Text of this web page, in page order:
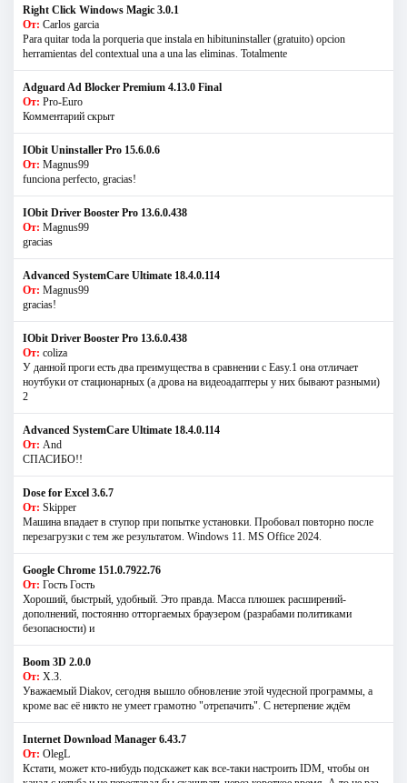
Right Click Windows Magic 3.0.1
От: Carlos garcia
Para quitar toda la porqueria que instala en hibituninstaller (gratuito) opcion
herramientas del contextual una a una las eliminas. Totalmente
Adguard Ad Blocker Premium 4.13.0 Final
От: Pro-Euro
Комментарий скрыт
IObit Uninstaller Pro 15.6.0.6
От: Magnus99
funciona perfecto, gracias!
IObit Driver Booster Pro 13.6.0.438
От: Magnus99
gracias
Advanced SystemCare Ultimate 18.4.0.114
От: Magnus99
gracias!
IObit Driver Booster Pro 13.6.0.438
От: coliza
У данной проги есть два преимущества в сравнении с Easy.1 она отличает
ноутбуки от стационарных (а дрова на видеоадаптеры у них бывают разными)
2
Advanced SystemCare Ultimate 18.4.0.114
От: And
СПАСИБО!!
Dose for Excel 3.6.7
От: Skipper
Машина впадает в ступор при попытке установки. Пробовал повторно после
перезагрузки с тем же результатом. Windows 11. MS Offiсe 2024.
Google Chrome 151.0.7922.76
От: Гость Гость
Хороший, быстрый, удобный. Это правда. Масса плюшек расширений-
дополнений, постоянно отторгаемых браузером (разрабами политиками
безопасности) и
Boom 3D 2.0.0
От: Х.З.
Уважаемый Diakov, сегодня вышло обновление этой чудесной программы, а
кроме вас её никто не умеет грамотно "отрепачить". С нетерпение ждём
Internet Download Manager 6.43.7
От: OlegL
Кстати, может кто-нибудь подскажет как все-таки настроить IDM, чтобы он